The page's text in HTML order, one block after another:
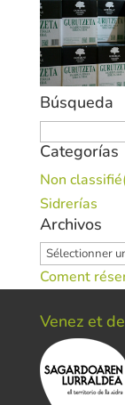
Búsqueda
Categorías
Non
Sidrerías
Archivos
Archivos
Coment
Venez et